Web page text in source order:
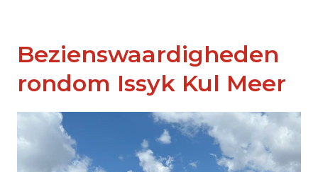
Bezienswaardigheden
rondom Issyk Kul Meer